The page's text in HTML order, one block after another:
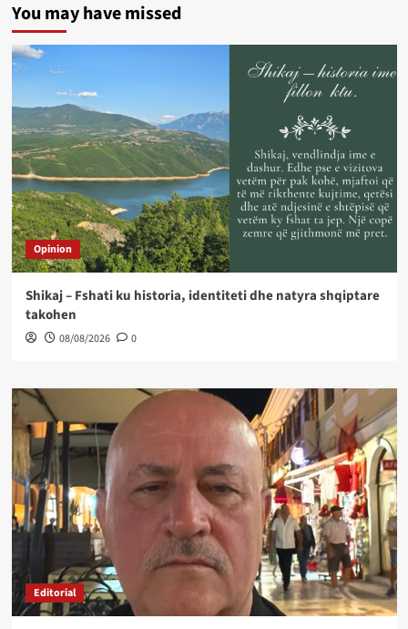
You may have missed
Opinion
Shikaj – Fshati ku historia, identiteti dhe natyra shqiptare
takohen
08/08/2026 0
Editorial